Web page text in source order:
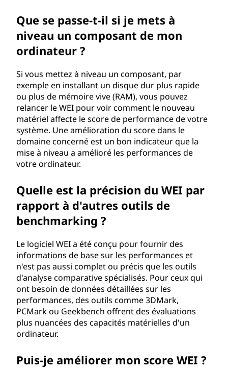
Que se passe-t-il si je mets à
niveau un composant de mon
ordinateur ?
Si vous mettez à niveau un composant, par
exemple en installant un disque dur plus rapide
ou plus de mémoire vive (RAM), vous pouvez
relancer le WEI pour voir comment le nouveau
matériel affecte le score de performance de votre
système. Une amélioration du score dans le
domaine concerné est un bon indicateur que la
mise à niveau a amélioré les performances de
votre ordinateur.
Quelle est la précision du WEI par
rapport à d'autres outils de
benchmarking ?
Le logiciel WEI a été conçu pour fournir des
informations de base sur les performances et
n'est pas aussi complet ou précis que les outils
d'analyse comparative spécialisés. Pour ceux qui
ont besoin de données détaillées sur les
performances, des outils comme 3DMark,
PCMark ou Geekbench offrent des évaluations
plus nuancées des capacités matérielles d'un
ordinateur.
Puis-je améliorer mon score WEI ?